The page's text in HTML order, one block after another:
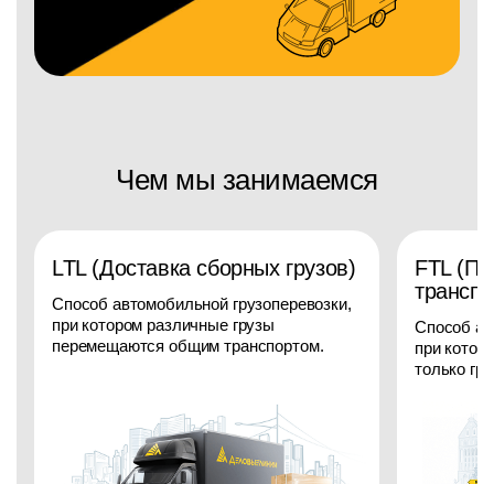
Чем мы занимаемся
LTL (Доставка сборных грузов)
Способ автомобильной грузоперевозки,
при котором различные грузы
перемещаются общим транспортом.
FTL
Способ
при
только